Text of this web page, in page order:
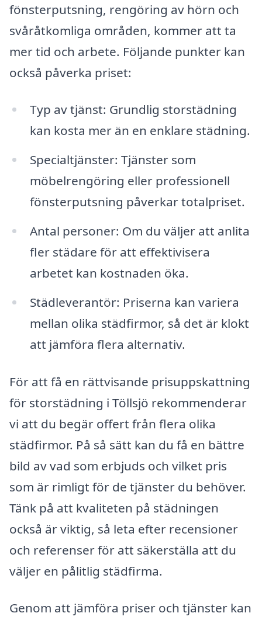
fönsterputsning, rengöring av hörn och
svåråtkomliga områden, kommer att ta
mer tid och arbete. Följande punkter kan
också påverka priset:
Typ av tjänst: Grundlig storstädning
kan kosta mer än en enklare städning.
Specialtjänster: Tjänster som
möbelrengöring eller professionell
fönsterputsning påverkar totalpriset.
Antal personer: Om du väljer att anlita
fler städare för att effektivisera
arbetet kan kostnaden öka.
Städleverantör: Priserna kan variera
mellan olika städfirmor, så det är klokt
att jämföra flera alternativ.
För att få en rättvisande prisuppskattning
för storstädning i Töllsjö rekommenderar
vi att du begär offert från flera olika
städfirmor. På så sätt kan du få en bättre
bild av vad som erbjuds och vilket pris
som är rimligt för de tjänster du behöver.
Tänk på att kvaliteten på städningen
också är viktig, så leta efter recensioner
och referenser för att säkerställa att du
väljer en pålitlig städfirma.
Genom att jämföra priser och tjänster kan